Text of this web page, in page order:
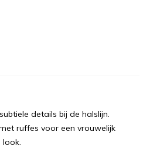
details bij de halslijn.
ruffes voor een vrouwelijk
look.